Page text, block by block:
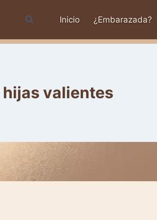
Inicio ¿Embarazada?
hijas valientes